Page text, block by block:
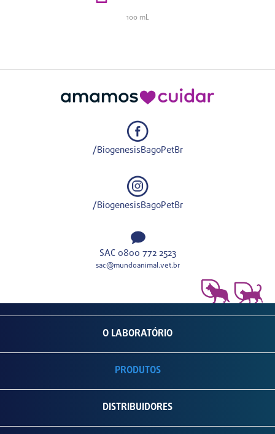
100 mL
/BiogenesisBagoPetBr
/BiogenesisBagoPetBr
SAC 0800 772 2523
sac@mundoanimal.vet.br
O LABORATÓRIO
PRODUTOS
DISTRIBUIDORES